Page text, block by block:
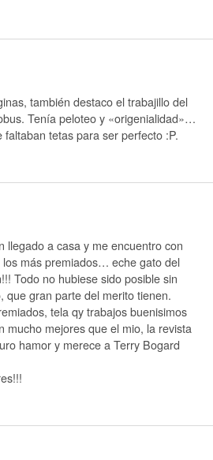
también destaco el trabajillo del
Tenía peloteo y «origenialidad»…
faltaban tetas para ser perfecto :P.
llegado a casa y me encuentro con
los más premiados… eche gato del
Todo no hubiese sido posible sin
que gran parte del merito tienen.
tela qy trabajos buenisimos
mucho mejores que el mio, la revista
hamor y merece a Terry Bogard